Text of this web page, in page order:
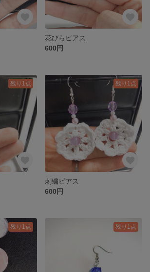
花びらピアス
600円
残り1点 残り1点
刺繍ピアス
600円
残り1点 残り1点